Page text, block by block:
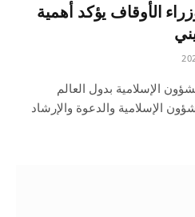
الأوقاف يؤكد أهمية
الإسلامية بدول العالم
الإسلامية والدعوة والإرشاد